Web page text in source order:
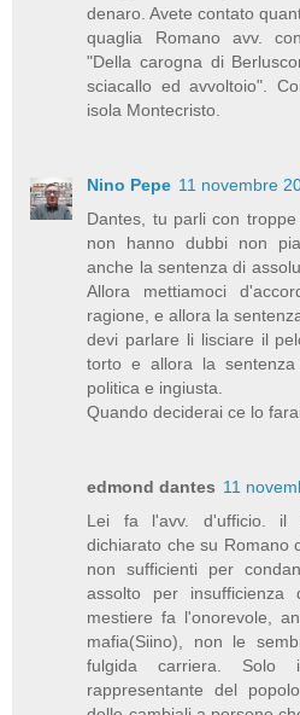
denaro. Avete contato
quaglia Romano avv.
"Della carogna di
sciacallo ed avvoltoio".
isola Montecristo.
Nino Pepe 11 novembre
Dantes, tu parli con
non hanno dubbi non
anche la sentenza di
Allora mettiamoci
ragione, e allora la
devi parlare li lisciare il
torto e allora la
politica e ingiusta.
Quando deciderai ce lo
edmond dantes 11
Lei fa l'avv. d'ufficio. il
dichiarato che su Romano
non sufficienti per
assolto per
mestiere fa l'onorevole,
mafia(Siino), non le
fulgida carriera. Solo
rappresentante del